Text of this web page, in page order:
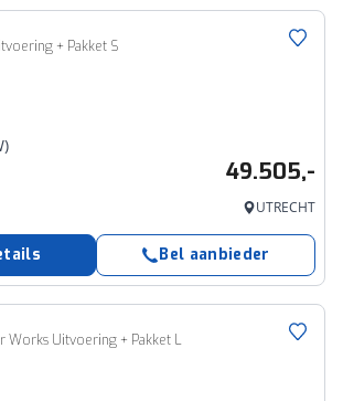
+ Pakket S
49.505,-
UTRECHT
Bel aanbieder
Works Uitvoering + Pakket L